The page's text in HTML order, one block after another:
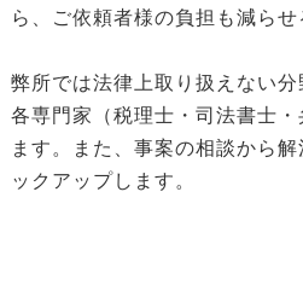
ら、ご依頼者様の負担も減らせ
弊所では法律上取り扱えない分
各専門家（税理士・司法書士
ます。また、事案の相談から
ックアップします。